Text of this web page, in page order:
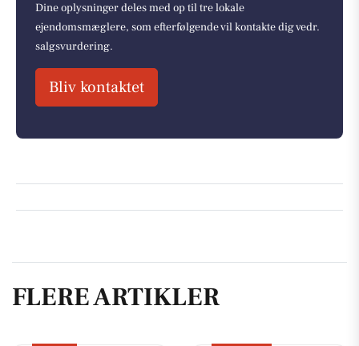
Dine oplysninger deles med op til tre lokale
ejendomsmæglere, som efterfølgende vil kontakte dig vedr.
salgsvurdering.
Bliv kontaktet
FLERE ARTIKLER